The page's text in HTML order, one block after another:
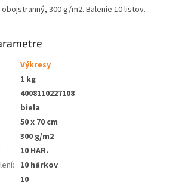
obojstranný, 300 g/m2. Balenie 10 listov.
Výkresy
1 kg
4008110227108
biela
50 x 70 cm
300 g/m2
:
10 HAR.
: 10 hárkov
10